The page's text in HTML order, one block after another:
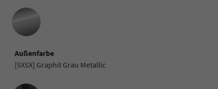
Außenfarbe
[5X5X] Graphit Grau Metallic